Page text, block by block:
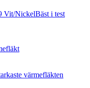
Vit/NickelBäst i test
värmefläkten